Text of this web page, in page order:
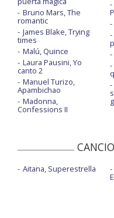
Bruno Mars, The
romantic
James Blake, Trying
times
Malú, Quince
Laura Pausini, Yo
canto 2
Manuel Turizo,
Apambichao
Madonna,
Confessions II
Aitana, Superestrella